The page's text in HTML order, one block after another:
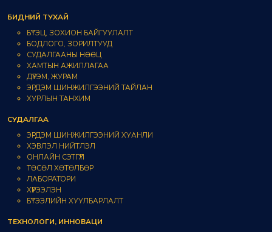
БИДНИЙ ТУХАЙ
БҮТЭЦ, ЗОХИОН БАЙГУУЛАЛТ
БОДЛОГО, ЗОРИЛТУУД
СУДАЛГААНЫ НӨӨЦ
ХАМТЫН АЖИЛЛАГАА
ДҮРЭМ, ЖУРАМ
ЭРДЭМ ШИНЖИЛГЭЭНИЙ ТАЙЛАН
ХУРЛЫН ТАНХИМ
СУДАЛГАА
ЭРДЭМ ШИНЖИЛГЭЭНИЙ ХУАНЛИ
ХЭВЛЭЛ НИЙТЛЭЛ
ОНЛАЙН СЭТГҮҮЛ
ТӨСӨЛ ХӨТӨЛБӨР
ЛАБОРАТОРИ
ХҮРЭЭЛЭН
БҮТЭЭЛИЙН ХУУЛБАРЛАЛТ
ТЕХНОЛОГИ, ИННОВАЦИ